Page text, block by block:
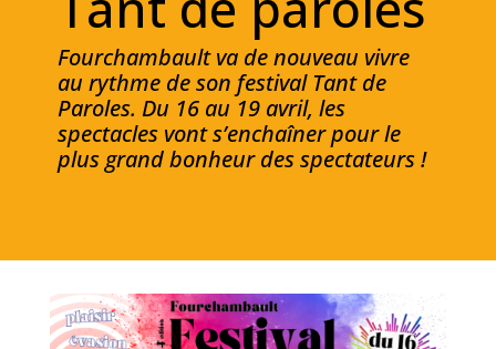
Fourchambault va de nouveau vivre
au rythme de son festival Tant de
Paroles. Du 16 au 19 avril, les
spectacles vont s’enchaîner pour le
plus grand bonheur des spectateurs !